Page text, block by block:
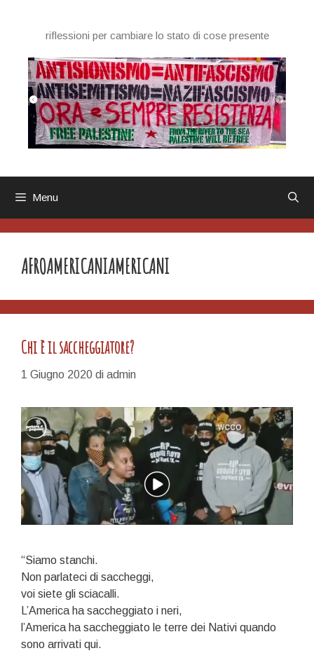
contenutoriflessioni per cambiare lo stato di cose presente
Menu
AFROAMERICANIAMERICANI
Chi è il saccheggiatore?
1 Giugno 2020 di admin
“Siamo stanchi.
Non parlateci di saccheggi,
voi siete gli sciacalli.
L’America ha saccheggiato i neri,
l’America ha saccheggiato le terre dei Nativi quando
sono arrivati qui.